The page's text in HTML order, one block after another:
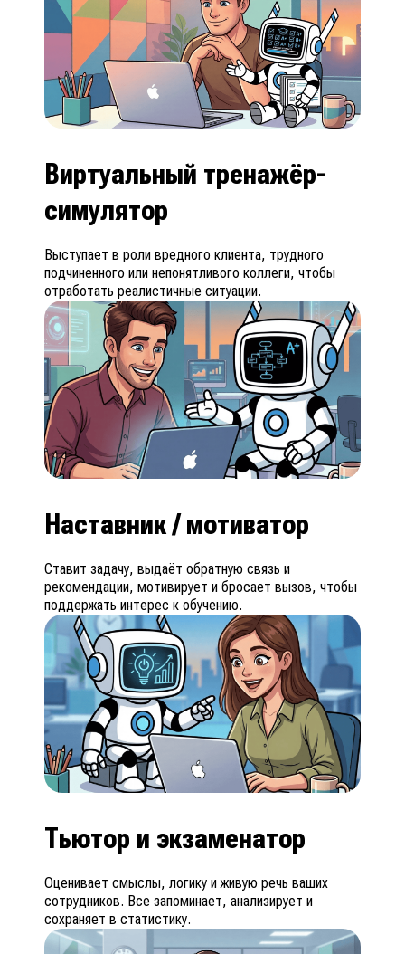
Виртуальный тренажёр-
симулятор
Выступает в роли вредного клиента, трудного
подчиненного или непонятливого коллеги, чтобы
отработать реалистичные ситуации.
Наставник / мотиватор
Ставит задачу, выдаёт обратную связь и
рекомендации, мотивирует и бросает вызов, чтобы
поддержать интерес к обучению.
Тьютор и экзаменатор
Оценивает смыслы, логику и живую речь ваших
сотрудников. Все запоминает, анализирует и
сохраняет в статистику.